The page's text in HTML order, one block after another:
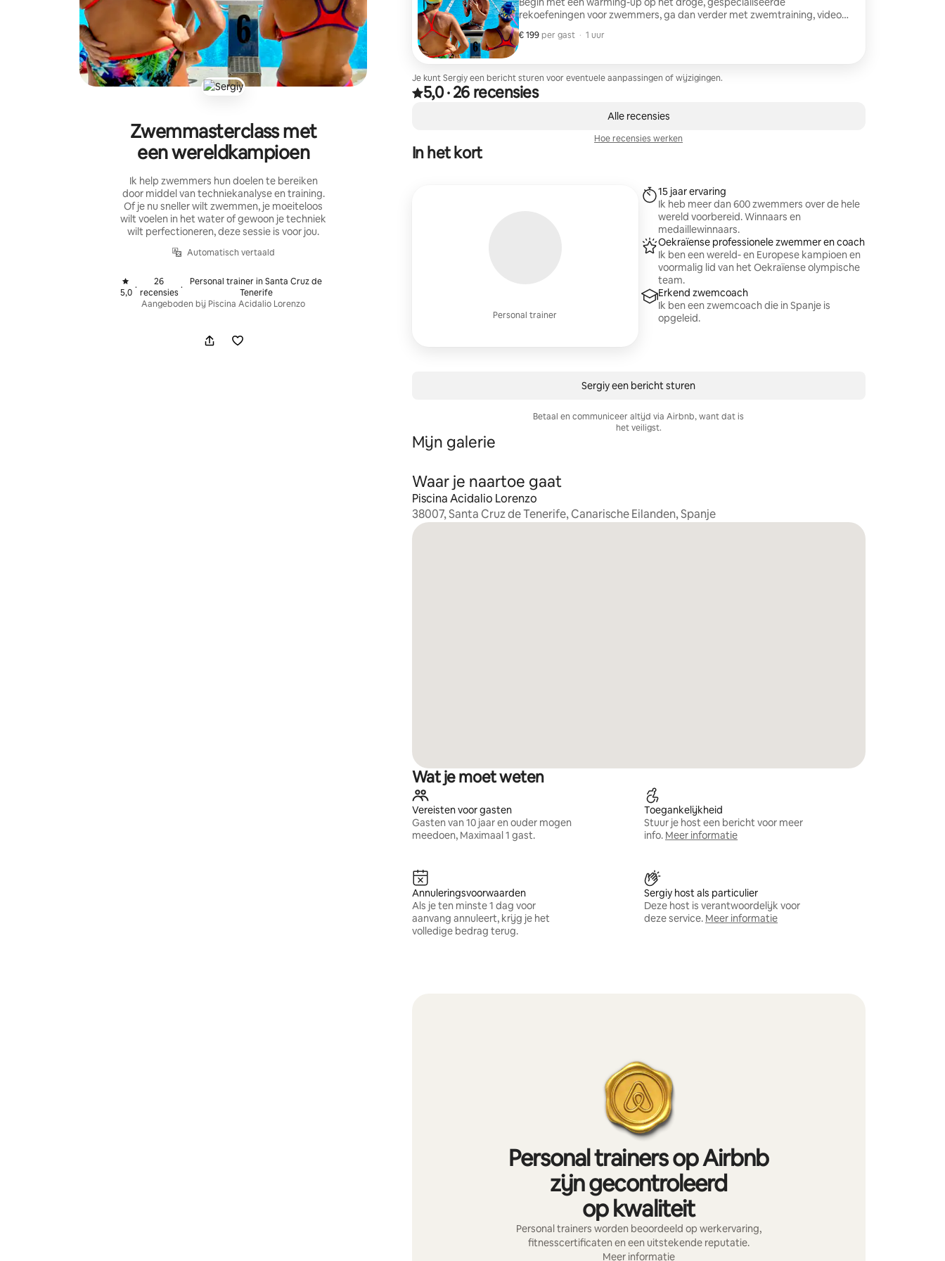
Zwemmasterclass met
een wereldkampioen
Ik help zwemmers hun doelen te bereiken
door middel van techniekanalyse en training.
Of je nu sneller wilt zwemmen, je moeiteloos
wilt voelen in het water of gewoon je techniek
wilt perfectioneren, deze sessie is voor jou.
Automatisch vertaald
5,0 ,
·
26
recensies
, ·
Personal trainer in Santa Cruz de
Tenerife
Aangeboden bij Piscina Acidalio Lorenzo
rekoefeningen voor zwemmers, ga dan verder met zwemtraining, video-
opname, gedetailleerde techniekanalyse en een online trainingsplan voor
1 maand. Bonuspakket: - cool T-shirt - exclusieve badmuts - Isotone
Chatondersteuning voor 1 maand - Videogesprek na één maand training
€ 199 per gast
€ 199 per gast
, · 1 uur
Je kunt Sergiy een bericht sturen voor eventuele aanpassingen of wijzigingen.
5,0 van 5 sterren op basis van 26 recensies
5,0
, ·26 recensies
Alle recensies
Hoe recensies werken
In het kort
Personal trainer
15 jaar ervaring
Ik heb meer dan 600 zwemmers over de hele
wereld voorbereid. Winnaars en
medaillewinnaars.
Oekraïense professionele zwemmer en coach
Ik ben een wereld- en Europese kampioen en
voormalig lid van het Oekraïense olympische
team.
Erkend zwemcoach
Ik ben een zwemcoach die in Spanje is
opgeleid.
Sergiy een bericht sturen
Betaal en communiceer altijd via Airbnb, want dat is
het veiligst.
Mijn galerie
Waar je naartoe gaat
Piscina Acidalio Lorenzo
38007, Santa Cruz de Tenerife, Canarische Eilanden, Spanje
Wat je moet weten
Vereisten voor gasten
Gasten van 10 jaar en ouder mogen
meedoen, Maximaal 1 gast.
Toegankelijkheid
Stuur je host een bericht voor meer
info. Meer informatie
Annuleringsvoorwaarden
Als je ten minste 1 dag voor
aanvang annuleert, krijg je het
volledige bedrag terug.
Sergiy host als particulier
Deze host is verantwoordelijk voor
deze service. Meer informatie
Personal trainers op Airbnb
zijn gecontroleerd
op kwaliteit
Personal trainers worden beoordeeld op werkervaring,
fitnesscertificaten en een uitstekende reputatie.
Meer informatie